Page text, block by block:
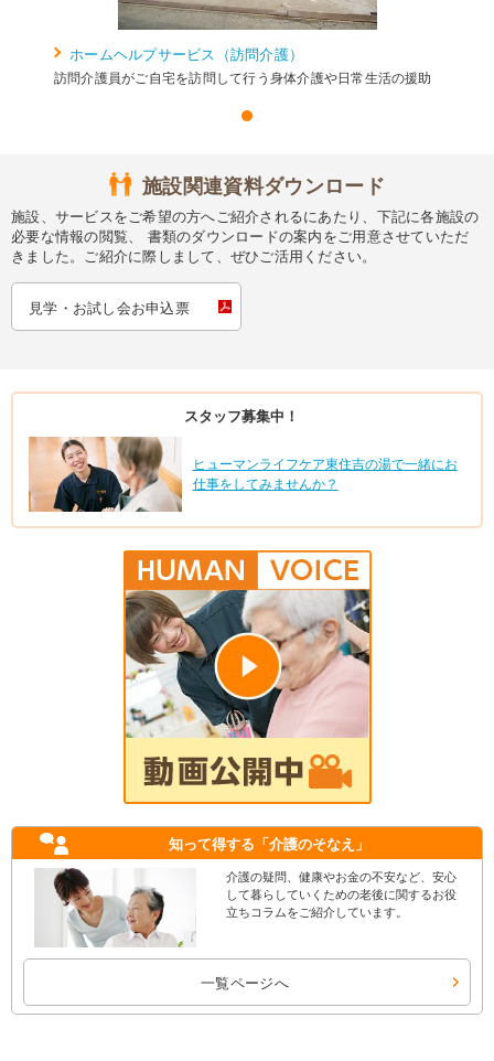
ホームヘルプサービス（訪問介護）
訪問介護員がご自宅を訪問して行う身体介護や日常生活の援助
施設関連資料ダウンロード
施設、サービスをご希望の方へご紹介されるにあたり、下記に各施設の
必要な情報の閲覧、 書類のダウンロードの案内をご用意させていただ
きました。ご紹介に際しまして、ぜひご活用ください。
見学・お試し会お申込票
スタッフ募集中！
ヒューマンライフケア東住吉の湯で一緒にお
仕事をしてみませんか？
知って得する 「介護のそなえ」
介護の疑問、健康やお金の不安など、安心
して暮らしていくための老後に関するお役
立ちコラムをご紹介しています。
一覧ページへ